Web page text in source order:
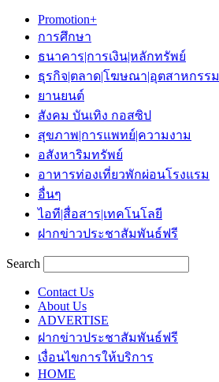
Promotion+
การศึกษา
ธนาคาร|การเงิน|หลักทรัพย์
ธุรกิจ|ตลาด|โฆษณา|อุตสาหกรรม
ยานยนต์
สังคม บันเทิง กอสซิป
สุขภาพ|การแพทย์|ความงาม
อสังหาริมทรัพย์
อาหารท่องเที่ยวพักผ่อนโรงแรม
อื่นๆ
ไอที|สื่อสาร|เทคโนโลยี
ฝากข่าวประชาสัมพันธ์ฟรี
Search
Contact Us
About Us
ADVERTISE
ฝากข่าวประชาสัมพันธ์ฟรี
เงื่อนไขการให้บริการ
HOME